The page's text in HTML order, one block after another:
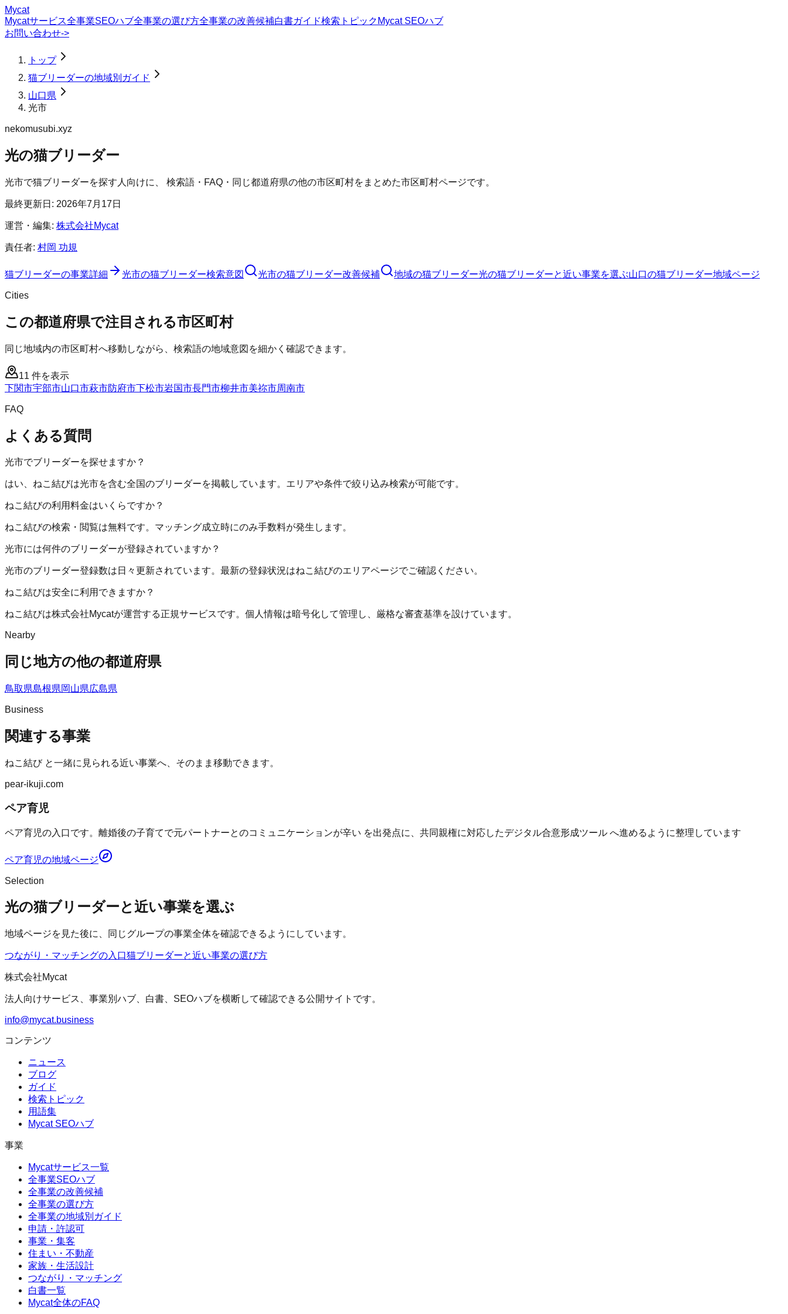
Mycat
Mycatサービス全事業SEOハブ全事業の選び方全事業の改善候補白書ガイド検索トピック Mycat SEOハブ
お問い合わせ->
トップ
猫ブリーダーの地域別ガイド
山口県
光市
nekomusubi.xyz
光の猫ブリーダー
光市で猫ブリーダーを探す人向けに、 検索語・FAQ・同じ都道府県の他の市区町村をまとめた市区町村ページです。
最終更新日: 2026年7月17日
運営・編集: 株式会社Mycat
責任者: 村岡 功規
猫ブリーダーの事業詳細 光市の猫ブリーダー検索意図 光市の猫ブリーダー改善候補 地域の猫ブリーダー光の猫ブリーダーと近い事業を選ぶ山口の猫ブリーダー地域ページ
Cities
この都道府県で注目される市区町村
同じ地域内の市区町村へ移動しながら、検索語の地域意図を細かく確認できます。
11 件を表示
下関市宇部市山口市萩市防府市下松市岩国市長門市柳井市美祢市周南市
FAQ
よくある質問
光市でブリーダーを探せますか？
はい、ねこ結びは光市を含む全国のブリーダーを掲載しています。エリアや条件で絞り込み検索が可能です。
ねこ結びの利用料金はいくらですか？
ねこ結びの検索・閲覧は無料です。マッチング成立時にのみ手数料が発生します。
光市には何件のブリーダーが登録されていますか？
光市のブリーダー登録数は日々更新されています。最新の登録状況はねこ結びのエリアページでご確認ください。
ねこ結びは安全に利用できますか？
ねこ結びは株式会社Mycatが運営する正規サービスです。個人情報は暗号化して管理し、厳格な審査基準を設けています。
Nearby
同じ地方の他の都道府県
鳥取県島根県岡山県広島県
Business
関連する事業
ねこ結びと一緒に見られる近い事業へ、そのまま移動できます。
pear-ikuji.com
ペア育児
ペア育児の入口です。離婚後の子育てで元パートナーとのコミュニケーションが辛い を出発点に、共同親権に対応したデジタル合意形成ツール へ進めるように整理しています
ペア育児の地域ページ
Selection
光の猫ブリーダーと近い事業を選ぶ
地域ページを見た後に、同じグループの事業全体を確認できるようにしています。
つながり・マッチングの入口猫ブリーダーと近い事業の選び方
株式会社Mycat
法人向けサービス、事業別ハブ、白書、SEOハブを横断して確認できる公開サイトです。
info@mycat.business
コンテンツ
ニュース
ブログ
ガイド
検索トピック
用語集
Mycat SEOハブ
事業
Mycatサービス一覧
全事業SEOハブ
全事業の改善候補
全事業の選び方
全事業の地域別ガイド
申請・許認可
事業・集客
住まい・不動産
家族・生活設計
つながり・マッチング
白書一覧
Mycat全体のFAQ